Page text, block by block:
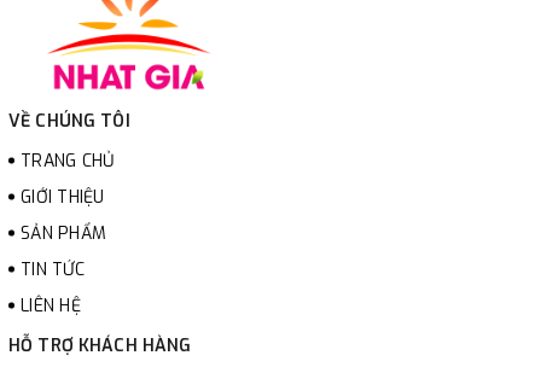
VỀ CHÚNG TÔI
TRANG CHỦ
GIỚI THIỆU
SẢN PHẨM
TIN TỨC
LIÊN HỆ
HỖ TRỢ KHÁCH HÀNG